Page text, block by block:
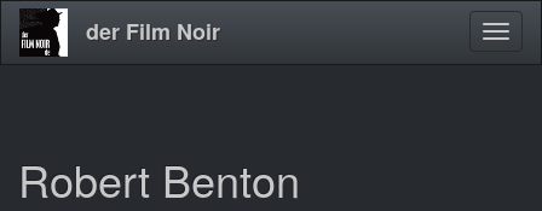
Direkt
zum
der Film Noir
Robert Benton